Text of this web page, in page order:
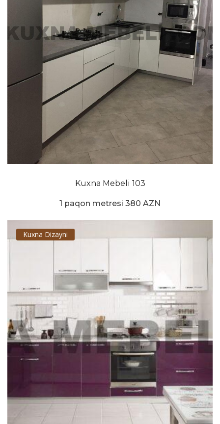
Kuxna Mebeli 103
1 paqon metresi 380 AZN
Kuxna Dizayni